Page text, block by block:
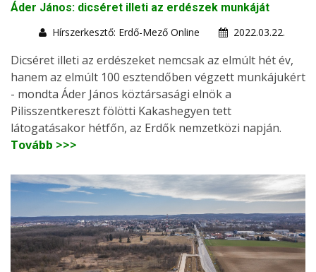
Áder János: dicséret illeti az erdészek munkáját
Hírszerkesztő: Erdő-Mező Online
2022.03.22.
Dicséret illeti az erdészeket nemcsak az elmúlt hét év,
hanem az elmúlt 100 esztendőben végzett munkájukért
- mondta Áder János köztársasági elnök a
Pilisszentkereszt fölötti Kakashegyen tett
látogatásakor hétfőn, az Erdők nemzetközi napján.
Tovább >>>